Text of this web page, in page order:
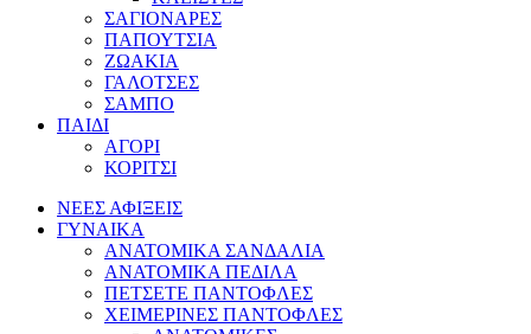
ΣΑΓΙΟΝΑΡΕΣ
ΠΑΠΟΥΤΣΙΑ
ΖΩΑΚΙΑ
ΓΑΛΟΤΣΕΣ
ΣΑΜΠΟ
ΠΑΙΔΙ
ΑΓΟΡΙ
ΚΟΡΙΤΣΙ
ΝΕΕΣ ΑΦΙΞΕΙΣ
ΓΥΝΑΙΚΑ
ΑΝΑΤΟΜΙΚΑ ΣΑΝΔΑΛΙΑ
ΑΝΑΤΟΜΙΚΑ ΠΕΔΙΛΑ
ΠΕΤΣΕΤΕ ΠΑΝΤΟΦΛΕΣ
ΧΕΙΜΕΡΙΝΕΣ ΠΑΝΤΟΦΛΕΣ